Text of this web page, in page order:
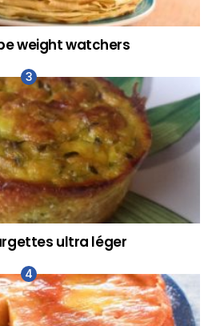
weight watchers
ultra léger